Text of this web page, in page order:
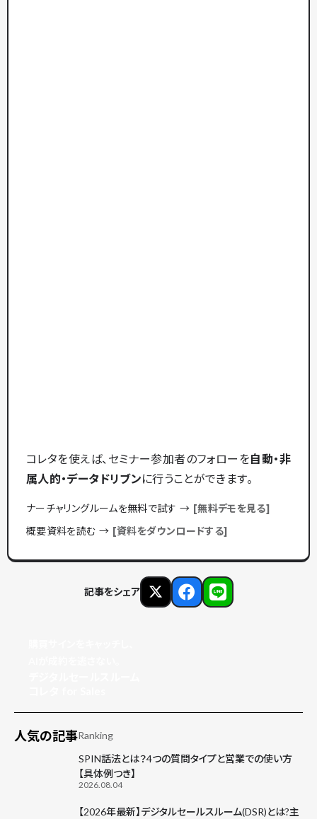
コレタを使えば、セミナー参加者のフォローを自動・非
属人的・データドリブンに行うことができます。
ナーチャリングルームを無料で試す → [無料デモを見る]
概要資料を読む → [資料をダウンロードする]
記事をシェア
人気の記事Ranking
SPIN話法とは？4つの質問タイプと営業での使い方
【具体例つき】
2026.08.04
【2026年最新】デジタルセールスルーム(DSR)とは?主